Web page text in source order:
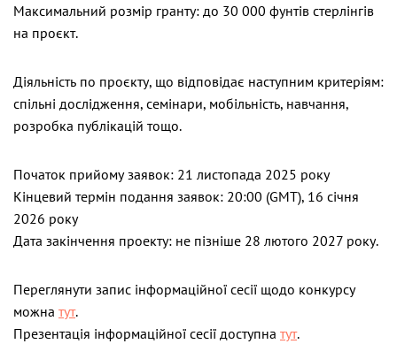
Максимальний розмір гранту: до 30 000 фунтів стерлінгів
на проєкт.
Діяльність по проєкту, що відповідає наступним критеріям:
спільні дослідження, семінари, мобільність, навчання,
розробка публікацій тощо.
Початок прийому заявок: 21 листопада 2025 року
Кінцевий термін подання заявок: 20:00 (GMT), 16 січня
2026 року
Дата закінчення проекту: не пізніше 28 лютого 2027 року.
Переглянути запис інформаційної сесії щодо конкурсу
можна тут.
Презентація інформаційної сесії доступна тут.